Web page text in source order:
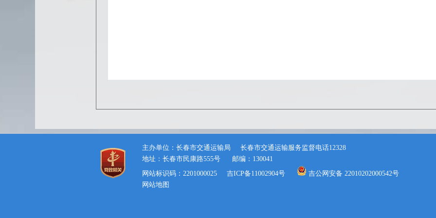
主办单位：长春市交通运输局
长春市交通运输服务监督电话12328
地址：长春市民康路555号
邮编：130041
网站标识码：2201000025
吉ICP备11002904号
吉公网安备 22010202000542号
网站地图